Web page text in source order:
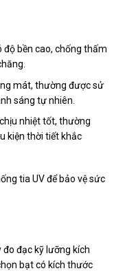
độ bền cao, chống thấm
mát, thường được sử
sáng tự nhiên.
nhiệt tốt, thường
kiện thời tiết khắc
tia UV để bảo vệ sức
đạc kỹ lưỡng kích
bạt có kích thước